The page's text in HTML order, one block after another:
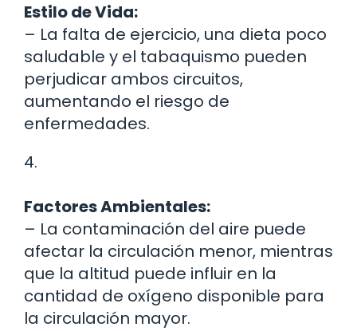
Estilo de Vida:
– La falta de ejercicio, una dieta poco
saludable y el tabaquismo pueden
perjudicar ambos circuitos,
aumentando el riesgo de
enfermedades.
4.
Factores Ambientales:
– La contaminación del aire puede
afectar la circulación menor, mientras
que la altitud puede influir en la
cantidad de oxígeno disponible para
la circulación mayor.